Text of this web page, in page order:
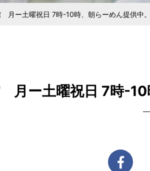
麺ができるまで 安全・
オリジナル麺 ラ
お考えの方
ある麺を探してい
代表者あいさつ 中野
月ー土曜祝日 7時-10時、朝らーめん提供中。
月ー土曜祝日 7時-10